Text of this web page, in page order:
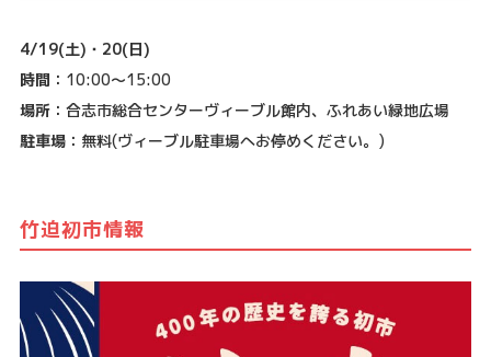
4/19(土)・20(日)
時間 ：10:00〜15:00
場所：合志市総合センターヴィーブル館内、ふれあい緑地広場
駐車場：無料(ヴィーブル駐車場へお停めください。)
竹迫初市情報